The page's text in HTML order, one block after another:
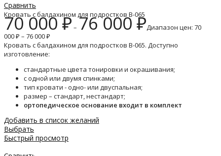
Сравнить
Кровать с балдахином для подростков B-065
70 000₽– 76 000₽Диапазон цен: 70
000 ₽ – 76 000 ₽
Кровать с балдахином для подростков B-065. Доступно
изготовление:
стандартные цвета тонировки и окрашивания;
с одной или двумя спинками;
тип кровати - одно- или двуспальная;
размер – стандарт, нестандарт;
ортопедическое основание входит в комплект
Добавить в список желаний
Выбрать
Быстрый просмотр